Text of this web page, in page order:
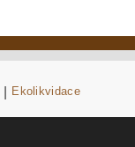
Ekolikvidace